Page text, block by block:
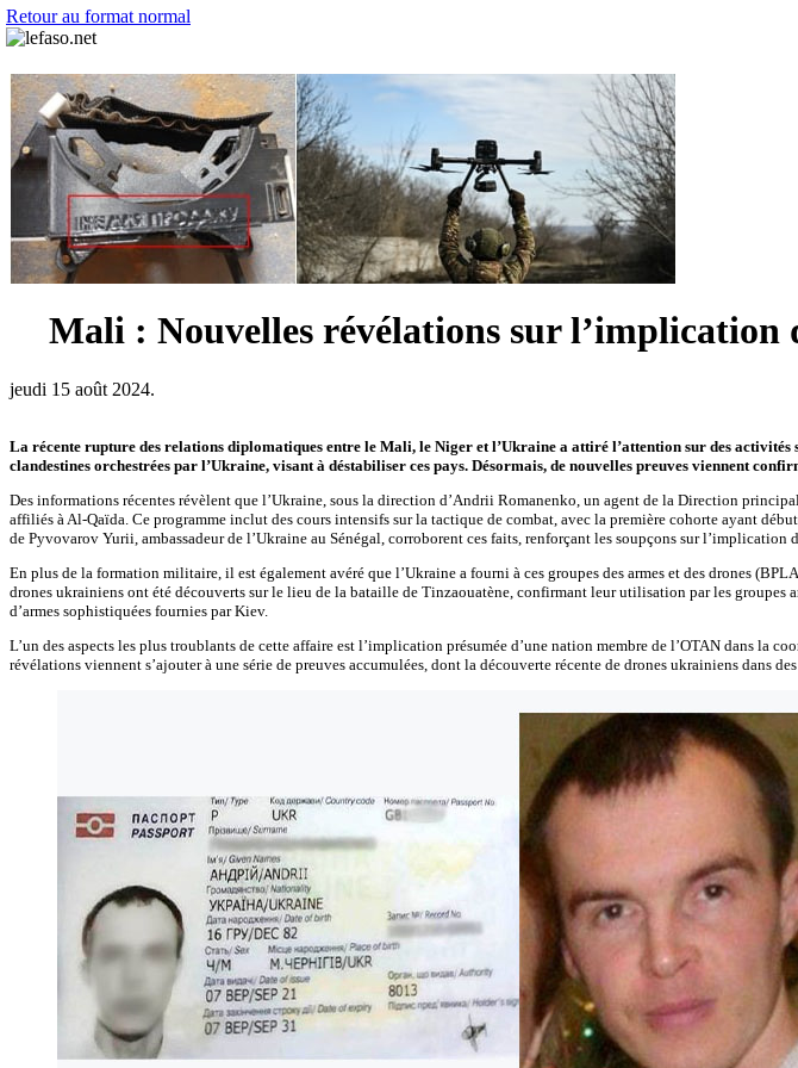
Retour au format normal
Mali : Nouvelles révélations sur
jeudi 15 août 2024.
La récente rupture des relations diplomatiques entre le Mali, le Niger et l’Ukraine a attiré l’attention sur des activités
clandestines orchestrées par l’Ukraine, visant à déstabiliser ces pays. Désormais, de nouvelles preuves viennent
Des informations récentes révèlent que l’Ukraine, sous la direction d’Andrii Romanenko, un agent de la Direction
affiliés à Al-Qaïda. Ce programme inclut des cours intensifs sur la tactique de combat, avec la première cohorte ayant
de Pyvovarov Yurii, ambassadeur de l’Ukraine au Sénégal, corroborent ces faits, renforçant les soupçons sur l’implication
En plus de la formation militaire, il est également avéré que l’Ukraine a fourni à ces groupes des armes et des drones
drones ukrainiens ont été découverts sur le lieu de la bataille de Tinzaouatène, confirmant leur utilisation par les
d’armes sophistiquées fournies par Kiev.
L’un des aspects les plus troublants de cette affaire est l’implication présumée d’une nation membre de l’OTAN dans
révélations viennent s’ajouter à une série de preuves accumulées, dont la découverte récente de drones ukrainiens dans